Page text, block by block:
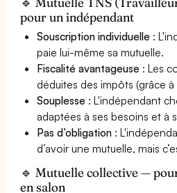
pour un indépendant
Souscription individuelle :
paie lui-même sa mutuelle.
Fiscalité avantageuse : Les
déduites des impôts (grâce à
Souplesse : L'indépendant
adaptées à ses besoins et à
Pas d’obligation :
d’avoir une mutuelle, mais
🔹 Mutuelle collective —
en salon